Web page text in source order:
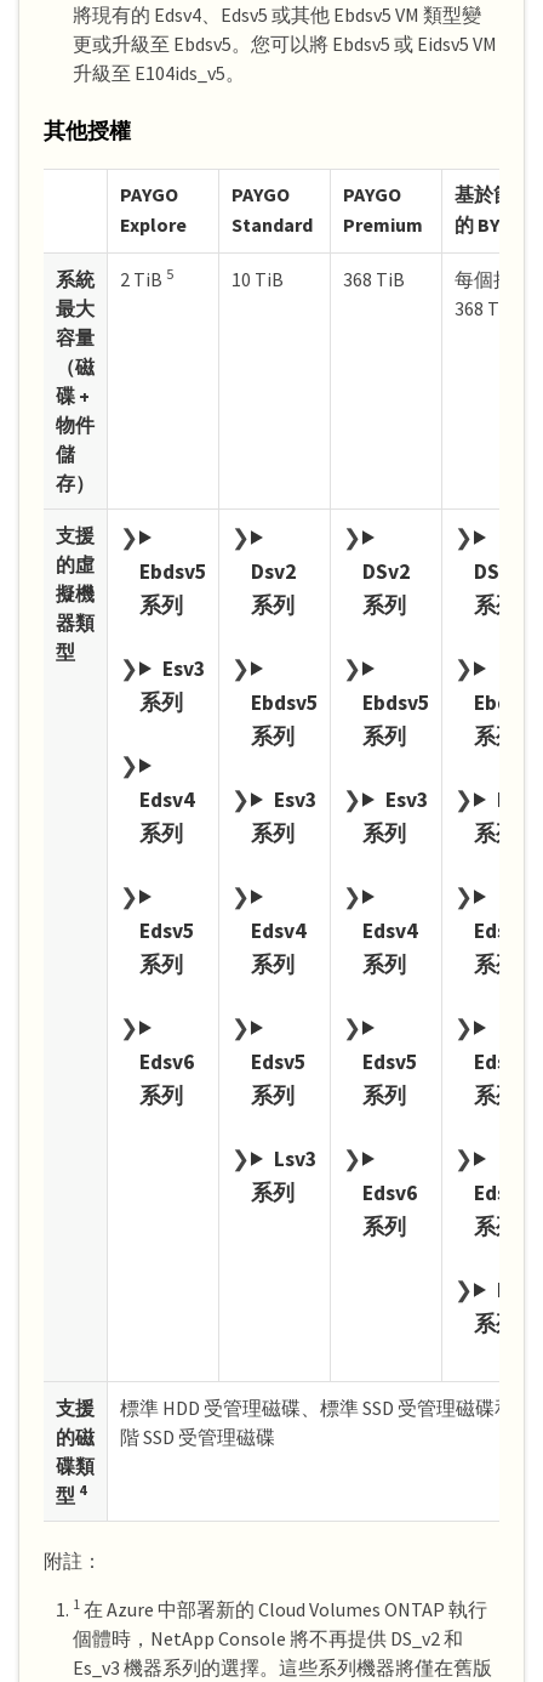
將現有的 Edsv4、Edsv5 或其他 Ebdsv5 VM 類型變
更或升級至 Ebdsv5。您可以將 Ebdsv5 或 Eidsv5 VM
升級至 E104ids_v5。
其他授權
PAYGO
Explore
PAYGO
Standard
PAYGO
Premium
基於節點
的 BYOL
系統
最大
容量
（磁
碟 +
物件
儲
存）
2 TiB 5 10 TiB 368 TiB
每個授權
368 TiB
支援
的虛
擬機
器類
型
Ebdsv5
系列
Esv3
系列
Edsv4
系列
Edsv5
系列
Edsv6
系列
Dsv2
系列
Ebdsv5
系列
Esv3
系列
Edsv4
系列
Edsv5
系列
Lsv3
系列
DSv2
系列
Ebdsv5
系列
Esv3
系列
Edsv4
系列
Edsv5
系列
Edsv6
系列
DSv2
系列
Ebdsv5
系列
Esv3
系列
Edsv4
系列
Edsv5
系列
Edsv6
系列
Lsv3
系列
支援
的磁
碟類
型 4
標準 HDD 受管理磁碟、標準 SSD 受管理磁碟和進
階 SSD 受管理磁碟
附註：
1 在 Azure 中部署新的 Cloud Volumes ONTAP 執行
個體時，NetApp Console 將不再提供 DS_v2 和
Es_v3 機器系列的選擇。這些系列機器將僅在舊版